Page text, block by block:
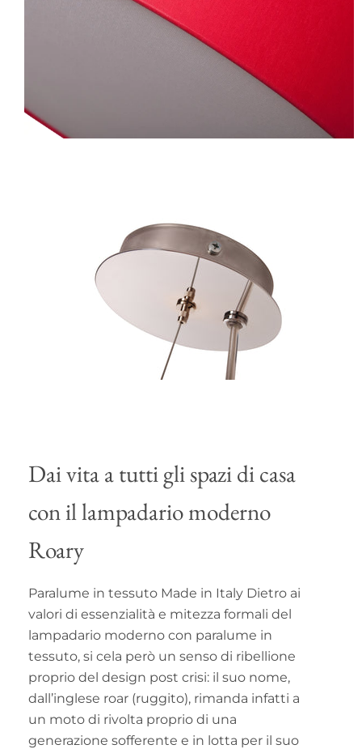
Dai vita a tutti gli spazi di casa
con il lampadario moderno
Roary
Paralume in tessuto Made in Italy Dietro ai
valori di essenzialità e mitezza formali del
lampadario moderno con paralume in
tessuto, si cela però un senso di ribellione
proprio del design post crisi: il suo nome,
dall’inglese roar (ruggito), rimanda infatti a
un moto di rivolta proprio di una
generazione sofferente e in lotta per il suo